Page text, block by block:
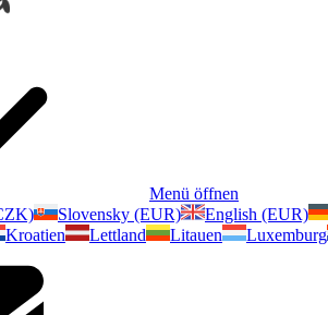
Menü öffnen
Slovensky (EUR) English (EUR)
Kroatien Lettland Litauen Luxemburg